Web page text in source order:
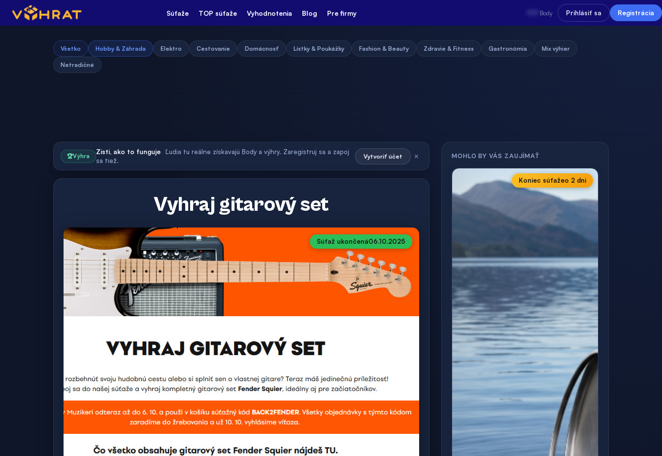
Súťaže TOP súťaže Vyhodnotenia Blog Pre firmy Body Prihlásiť sa Registrácia
Všetko Hobby & Záhrada Elektro Cestovanie Domácnosť Lístky & Poukážky Fashion & Beauty Zdravie & Fitness Gastronómia Mix výhier
Netradičné
🏆Výhra
Zisti, ako to funguje
Ľudia tu reálne získavajú Body a výhry. Zaregistruj sa a zapoj
sa tiež.
Vytvoriť účet ×
Vyhraj gitarový set
Súťaž ukončená06.10.2025
MOHLO BY VÁS ZAUJÍMAŤ
Koniec súťažeo 2 dni